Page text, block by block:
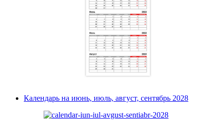
Календарь на июнь, июль, август, сентябрь 2028